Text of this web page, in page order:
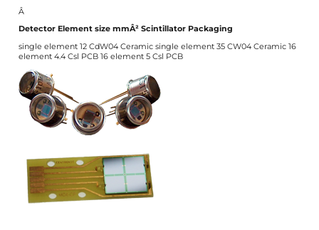
Â
Detector Element size mmÂ² Scintillator Packaging
single element 12 CdW04 Ceramic single element 35 CW04 Ceramic 16
element 4.4 Csl PCB 16 element 5 Csl PCB